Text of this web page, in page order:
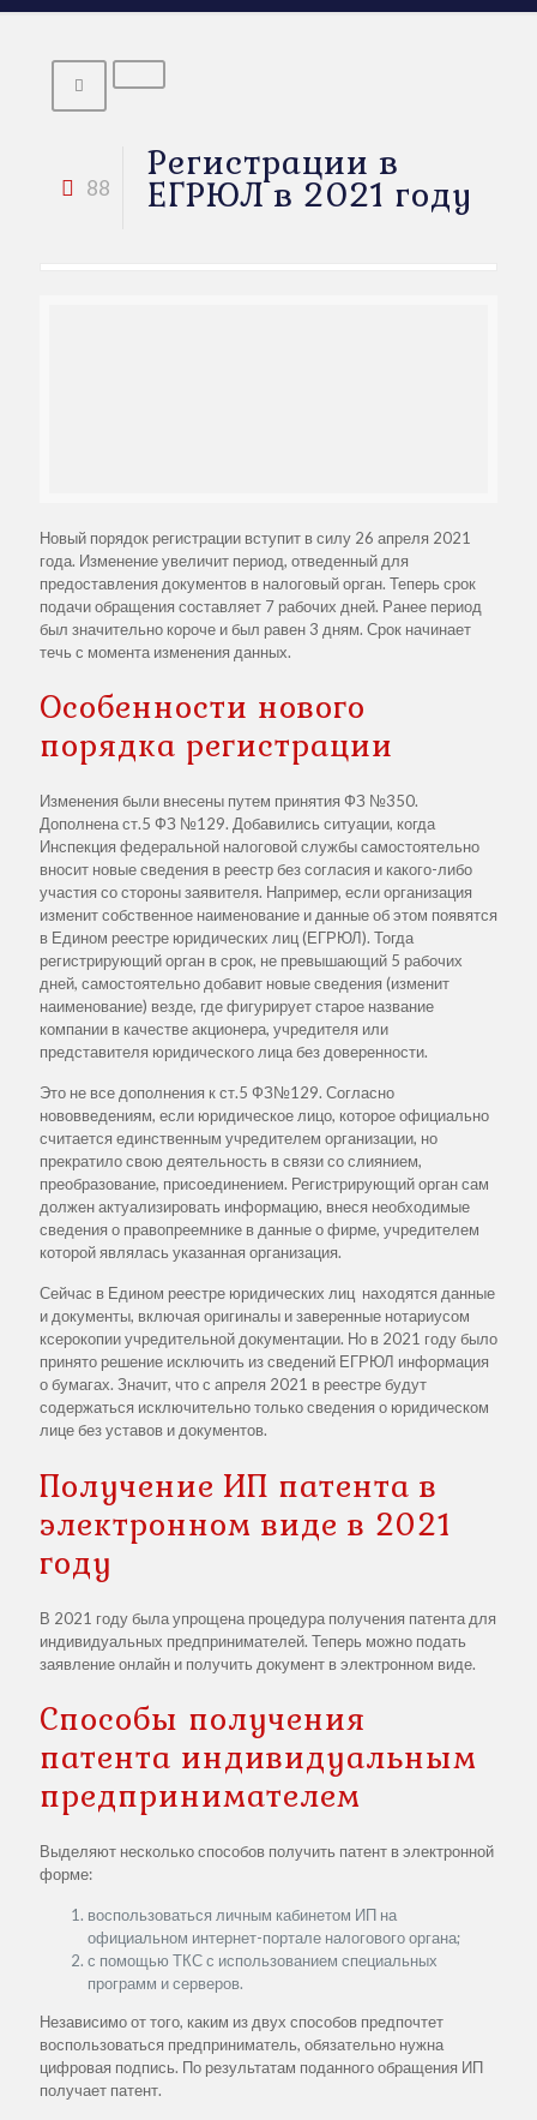
88
Регистрации в
ЕГРЮЛ в 2021 году
Новый порядок регистрации вступит в силу 26 апреля 2021
года. Изменение увеличит период, отведенный для
предоставления документов в налоговый орган. Теперь срок
подачи обращения составляет 7 рабочих дней. Ранее период
был значительно короче и был равен 3 дням. Срок начинает
течь с момента изменения данных.
Особенности нового
порядка регистрации
Изменения были внесены путем принятия ФЗ №350.
Дополнена ст.5 ФЗ №129. Добавились ситуации, когда
Инспекция федеральной налоговой службы самостоятельно
вносит новые сведения в реестр без согласия и какого-либо
участия со стороны заявителя. Например, если организация
изменит собственное наименование и данные об этом появятся
в Едином реестре юридических лиц (ЕГРЮЛ). Тогда
регистрирующий орган в срок, не превышающий 5 рабочих
дней, самостоятельно добавит новые сведения (изменит
наименование) везде, где фигурирует старое название
компании в качестве акционера, учредителя или
представителя юридического лица без доверенности.
Это не все дополнения к ст.5 ФЗ№129. Согласно
нововведениям, если юридическое лицо, которое официально
считается единственным учредителем организации, но
прекратило свою деятельность в связи со слиянием,
преобразование, присоединением. Регистрирующий орган сам
должен актуализировать информацию, внеся необходимые
сведения о правопреемнике в данные о фирме, учредителем
которой являлась указанная организация.
Сейчас в Едином реестре юридических лиц находятся данные
и документы, включая оригиналы и заверенные нотариусом
ксерокопии учредительной документации. Но в 2021 году было
принято решение исключить из сведений ЕГРЮЛ информация
о бумагах. Значит, что с апреля 2021 в реестре будут
содержаться исключительно только сведения о юридическом
лице без уставов и документов.
Получение ИП патента в
электронном виде в 2021
году
В 2021 году была упрощена процедура получения патента для
индивидуальных предпринимателей. Теперь можно подать
заявление онлайн и получить документ в электронном виде.
Способы получения
патента индивидуальным
предпринимателем
Выделяют несколько способов получить патент в электронной
форме:
воспользоваться личным кабинетом ИП на
официальном интернет-портале налогового органа;
с помощью ТКС с использованием специальных
программ и серверов.
Независимо от того, каким из двух способов предпочтет
воспользоваться предприниматель, обязательно нужна
цифровая подпись. По результатам поданного обращения ИП
получает патент.